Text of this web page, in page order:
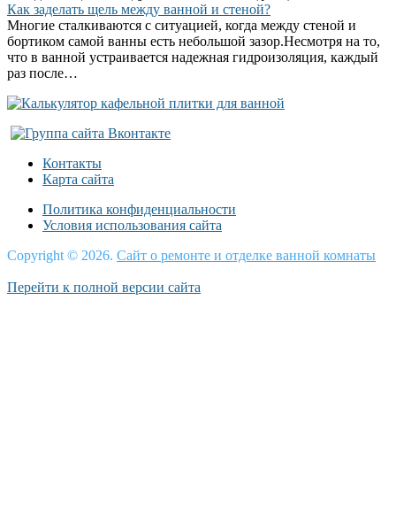
Как заделать щель между ванной и стеной?
Многие сталкиваются с ситуацией, когда между стеной и
бортиком самой ванны есть небольшой зазор.Несмотря на то,
что в ванной устраивается надежная гидроизоляция, каждый
раз после…
Контакты
Карта сайта
Политика конфиденциальности
Условия использования сайта
Copyright © 2026. Сайт о ремонте и отделке ванной комнаты
Перейти к полной версии сайта